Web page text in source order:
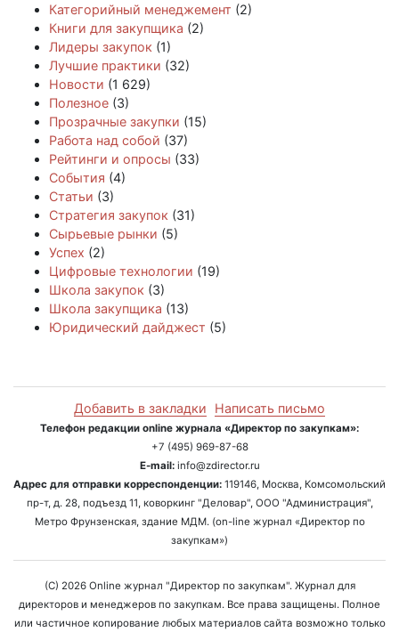
Категорийный менеджемент (2)
Книги для закупщика (2)
Лидеры закупок (1)
Лучшие практики (32)
Новости (1 629)
Полезное (3)
Прозрачные закупки (15)
Работа над собой (37)
Рейтинги и опросы (33)
События (4)
Статьи (3)
Стратегия закупок (31)
Сырьевые рынки (5)
Успех (2)
Цифровые технологии (19)
Школа закупок (3)
Школа закупщика (13)
Юридический дайджест (5)
Добавить в закладки Написать письмо
Телефон редакции online журнала «Директор по закупкам»:
+7 (495) 969-87-68
E-mail:info@zdirector.ru
Адрес для отправки корреспонденции: 119146, Москва, Комсомольский
пр-т, д. 28, подъезд 11, коворкинг "Деловар", ООО "Администрация",
Метро Фрунзенская, здание МДМ. (on-line журнал «Директор по
закупкам»)
(C) 2026 Online журнал "Директор по закупкам". Журнал для
директоров и менеджеров по закупкам. Все права защищены. Полное
или частичное копирование любых материалов сайта возможно только